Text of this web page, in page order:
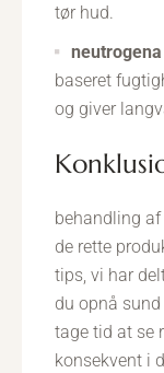
tør hud.
baseret
og giver
behandling
de rette
tips, vi har
du opnå
tage tid at se
konsekvent i